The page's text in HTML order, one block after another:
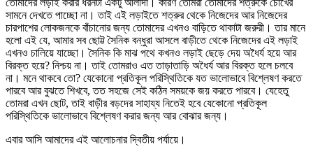
সামনে দেখতে পাচ্ছো না। তাই এই লড়াইতে শত্রুর থেকে নিজেদের আর নিজেদের
চারপাশের লোকজনকে বাঁচানোর জন্য তোমাদের এখনও বাড়িতে থাকাটা জরুরী। তার মানে
হলো এই যে, আমার সব ছোট্ট সৈনিক বন্ধুরা আসলে বাড়ীতে থেকে নিজেদের এই লড়াই
এখনও চালিয়ে যাচ্ছো। সৈনিক কি মাঝ পথে কখনও লড়াই ছেড়ে দেয় অধৈর্য হয়ে আর
বিরক্ত হয়ে? নিশ্চয় না। তাই তোমরাও এত তাড়াতাড়ি অধৈর্য আর বিরক্ত হলে চলবে
না। মনে থাকবে তো? যেকোনো প্রতিকূল পরিস্থিতিকে যত ভালোভাবে বিশ্লেষণ করতে
পারবে আর বুঝতে শিখবে, তত সহজে সেই কঠিন সময়কে জয় করতে পারবে। যেহেতু
তোমরা এখন ছোট, তাই বাড়ীর বড়দের সাহায্য নিতেই হবে যেকোনো প্রতিকূল
পরিস্থিতিকে ভালোভাবে বিশ্লেষণ করার জন্য আর বোঝার জন্য।
এবার আসি আমাদের এই আলোচনার দ্বিতীয় পর্যায়ে।